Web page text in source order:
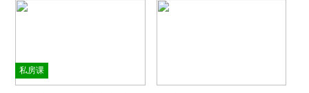
私房课